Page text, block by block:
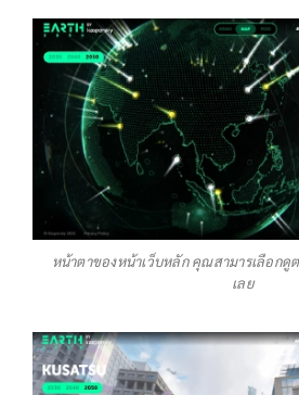
หน้าตาของหน้าเว็บหลัก คุณสามารเลือกดู
เลย